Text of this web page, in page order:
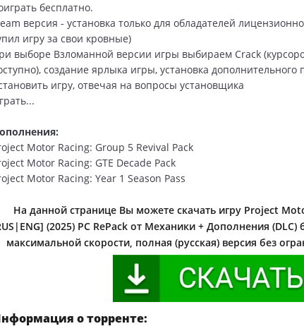
бесплатно.
версия - установка только для обладателей
игру за свои кровные)
выборе Взломанной версии игры выбираем Сrack
создание ярлыка игры, установка
игру, отвечая на вопросы установщика
Motor Racing: Group 5 Revival Pack
Motor Racing: GTE Decade Pack
Motor Racing: Year 1 Season Pass
На данной странице Вы можете скачать игру Project
(2025) PC RePack от Механики + Дополнения (DLC)
максимальной скорости, полная (русская) версия без
о торренте: